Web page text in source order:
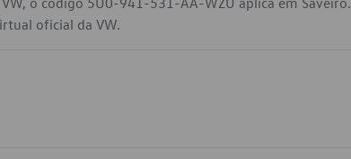
oficial da VW.